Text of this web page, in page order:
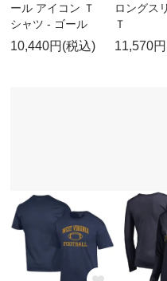
ール アイコン Ｔ
シャツ - ゴール
10,440円(税込)
ロングス
Ｔ
11,570